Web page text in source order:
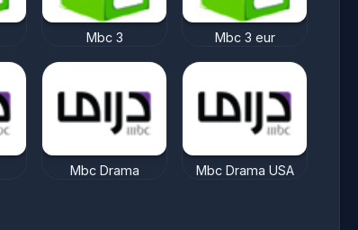
Mbc 3 Mbc 3 eur
Mbc Drama Mbc Drama USA